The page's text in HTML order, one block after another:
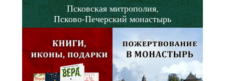
Псковская митрополия,
Псково-Печерский монастырь